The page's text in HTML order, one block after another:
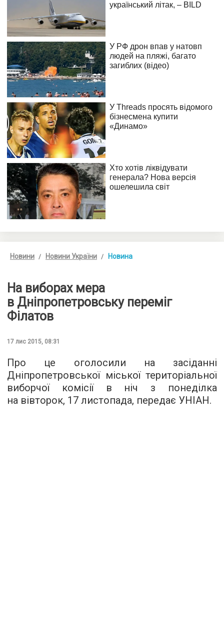
Новини Новини України Новина
На виборах мера
в Дніпропетровську переміг
Філатов
17 лис 2015, 08:31
Про це оголосили на засіданні
Дніпропетровської міської територіальної
виборчої комісії в ніч з понеділка
на вівторок, 17 листопада, передає УНІАН.